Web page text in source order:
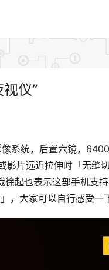
仪”
系统，后置六镜，
片远近拉伸时「无缝
起也表示这部手机支
，大家可以自行感受一